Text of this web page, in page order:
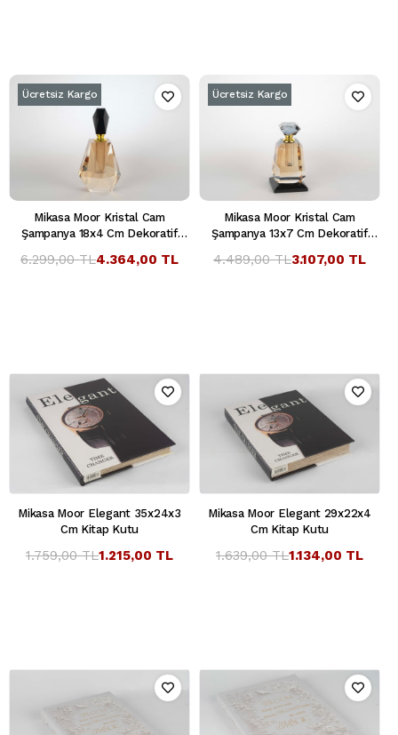
Mikasa Moor Kristal Cam
Şampanya 18x4 Cm Dekoratif
4.364,00 TL
6.299,00 TL
Ücretsiz Kargo
Mikasa Moor Kristal Cam
Şampanya 13x7 Cm Dekoratif
3.107,00 TL
4.489,00 TL
Ücretsiz Kargo
Mikasa Moor Elegant 35x24x3
Cm Kitap Kutu
1.215,00 TL
1.759,00 TL
Mikasa Moor Elegant 29x22x4
Cm Kitap Kutu
1.134,00 TL
1.639,00 TL